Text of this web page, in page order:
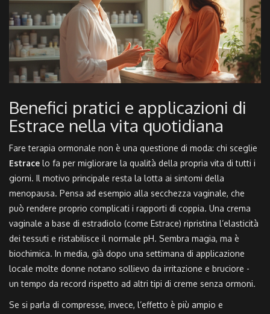
Benefici pratici e applicazioni di
Estrace nella vita quotidiana
Fare terapia ormonale non è una questione di moda: chi sceglie
Estrace lo fa per migliorare la qualità della propria vita di tutti i
giorni. Il motivo principale resta la lotta ai sintomi della
menopausa. Pensa ad esempio alla secchezza vaginale, che
può rendere proprio complicati i rapporti di coppia. Una crema
vaginale a base di estradiolo (come Estrace) ripristina l’elasticità
dei tessuti e ristabilisce il normale pH. Sembra magia, ma è
biochimica. In media, già dopo una settimana di applicazione
locale molte donne notano sollievo da irritazione e bruciore -
un tempo da record rispetto ad altri tipi di creme senza ormoni.
Se si parla di compresse, invece, l’effetto è più ampio e